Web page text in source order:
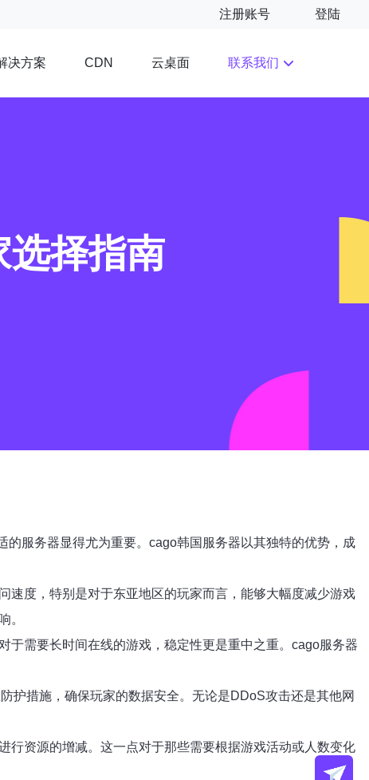
注册账号 登陆
决方案 CDN 云桌面 联系我们
择指南
服务器显得尤为重要。cago韩国服务器以其独特的优势，成
速度，特别是对于东亚地区的玩家而言，能够大幅度减少游戏
。
于需要长时间在线的游戏，稳定性更是重中之重。cago服务器
护措施，确保玩家的数据安全。无论是DDoS攻击还是其他网
行资源的增减。这一点对于那些需要根据游戏活动或人数变化